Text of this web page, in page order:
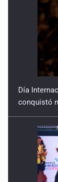
14 de
Amar en el
7 de
Mirar un
28 de
El macho
21 de
Seguir en
14 de
Día
conquistó